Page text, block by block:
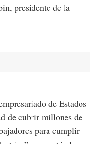
presidente de la
de Estados
de cubrir millones de
para cumplir